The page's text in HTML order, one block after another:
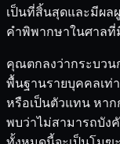
เป็นที่สิ้นสุดและมีผล
คำพิพากษาในศาลที่
คุณตกลงว่ากระบวน
พื้นฐานรายบุคคลเท่
หรือเป็นตัวแทน หา
พบว่าไม่สามารถบั